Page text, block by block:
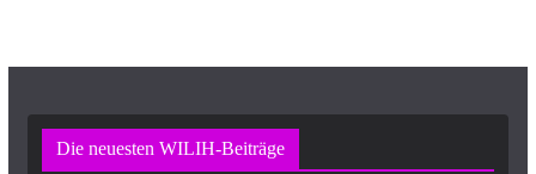
Die neuesten WILIH-Beiträge